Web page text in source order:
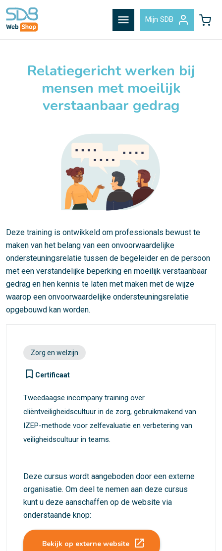
menu Mijn SDB
Relatiegericht werken bij
mensen met moeilijk
verstaanbaar gedrag
Deze training is ontwikkeld om professionals bewust te
maken van het belang van een onvoorwaardelijke
ondersteuningsrelatie tussen de begeleider en de persoon
met een verstandelijke beperking en moeilijk verstaanbaar
gedrag en hen kennis te laten met maken met de wijze
waarop een onvoorwaardelijke ondersteuningsrelatie
opgebouwd kan worden.
Zorg en welzijn
turned_in_not Certificaat
Tweedaagse incompany training over
cliëntveiligheidscultuur in de zorg, gebruikmakend van
IZEP-methode voor zelfevaluatie en verbetering van
veiligheidscultuur in teams.
Deze cursus wordt aangeboden door een externe
organisatie. Om deel te nemen aan deze cursus
kunt u deze aanschaffen op de website via
onderstaande knop:
Bekijk op externe website launch